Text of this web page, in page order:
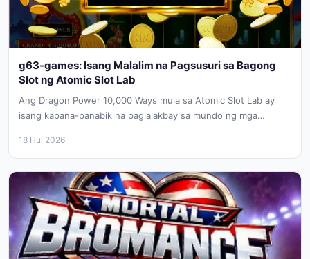
g63-games: Isang Malalim na Pagsusuri sa Bagong
Slot ng Atomic Slot Lab
Ang Dragon Power 10,000 Ways mula sa Atomic Slot Lab ay
isang kapana-panabik na paglalakbay sa mundo ng mga
18 Hul 2026